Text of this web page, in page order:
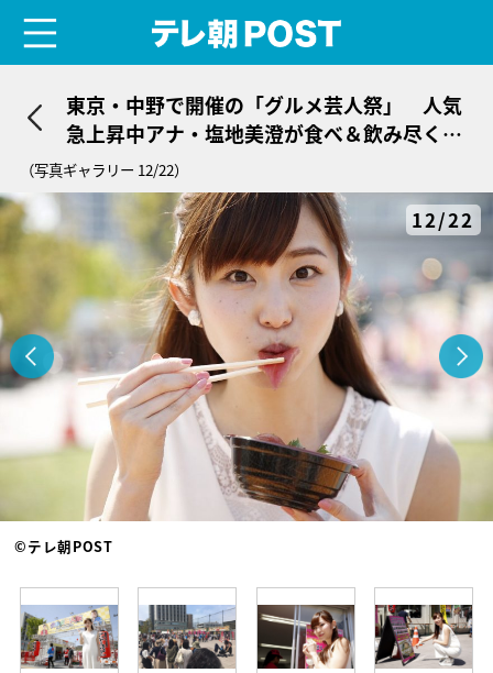
東京・中野で開催の「グルメ芸人祭」 人気
急上昇中アナ・塩地美澄が食べ＆飲み尽く
す！
（写真ギャラリー 12/22）
12/22
©テレ朝POST